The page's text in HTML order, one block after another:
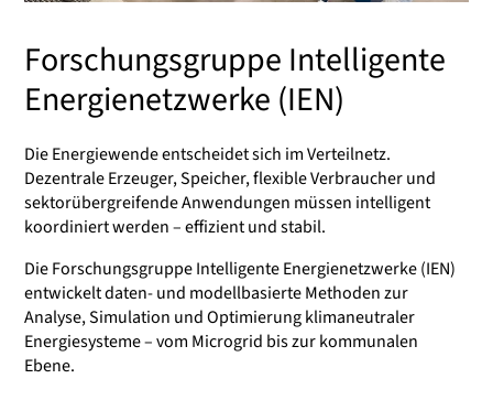
Forschungsgruppe Intelligente
Energienetzwerke (IEN)
Die Energiewende entscheidet sich im Verteilnetz.
Dezentrale Erzeuger, Speicher, flexible Verbraucher und
sektorübergreifende Anwendungen müssen intelligent
koordiniert werden – effizient und stabil.
Die Forschungsgruppe Intelligente Energienetzwerke (IEN)
entwickelt daten- und modellbasierte Methoden zur
Analyse, Simulation und Optimierung klimaneutraler
Energiesysteme – vom Microgrid bis zur kommunalen
Ebene.